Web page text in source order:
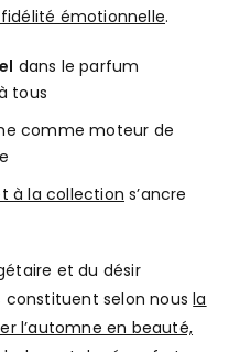
émotionnelle.
dans le parfum
tous
comme moteur de
à la collection s’ancre
et du désir
constituent selon nousla
l’automne en beauté,